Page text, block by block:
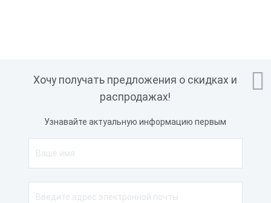

Хочу получать предложения о скидках и
распродажах!
Узнавайте актуальную информацию первым